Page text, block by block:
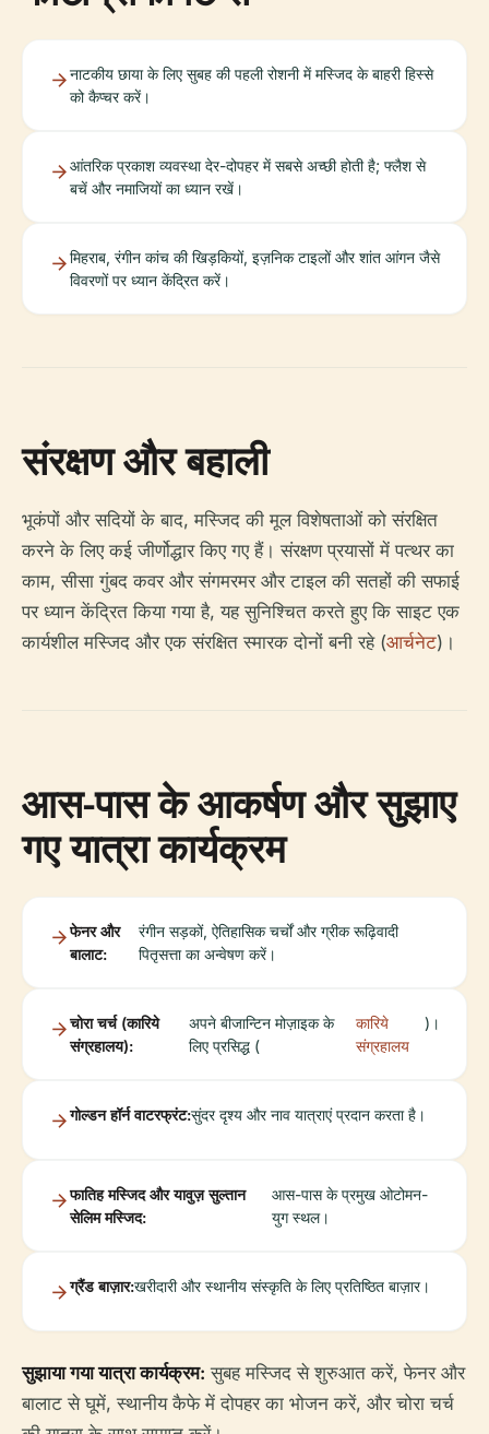
नाटकीय छाया के लिए सुबह की पहली रोशनी में मस्जिद के बाहरी हिस्से
को कैप्चर करें।
आंतरिक प्रकाश व्यवस्था देर-दोपहर में सबसे अच्छी होती है; फ्लैश से
बचें और नमाजियों का ध्यान रखें।
मिहराब, रंगीन कांच की खिड़कियों, इज़निक टाइलों और शांत आंगन जैसे
विवरणों पर ध्यान केंद्रित करें।
संरक्षण और बहाली
भूकंपों और सदियों के बाद, मस्जिद की मूल विशेषताओं को संरक्षित
करने के लिए कई जीर्णोद्धार किए गए हैं। संरक्षण प्रयासों में पत्थर का
काम, सीसा गुंबद कवर और संगमरमर और टाइल की सतहों की सफाई
पर ध्यान केंद्रित किया गया है, यह सुनिश्चित करते हुए कि साइट एक
कार्यशील मस्जिद और एक संरक्षित स्मारक दोनों बनी रहे (आर्चनेट)।
आस-पास के आकर्षण और सुझाए
गए यात्रा कार्यक्रम
फेनर और
बालाट:
रंगीन सड़कों, ऐतिहासिक चर्चों और ग्रीक रूढ़िवादी
पितृसत्ता का अन्वेषण करें।
चोरा चर्च (कारिये
संग्रहालय):
अपने बीजान्टिन मोज़ाइक के
लिए प्रसिद्ध (
कारिये
संग्रहालय
)।
गोल्डन हॉर्न वाटरफ्रंट:सुंदर दृश्य और नाव यात्राएं प्रदान करता है।
फातिह मस्जिद और यावुज़ सुल्तान
सेलिम मस्जिद:
आस-पास के प्रमुख ओटोमन-
युग स्थल।
ग्रैंड बाज़ार:खरीदारी और स्थानीय संस्कृति के लिए प्रतिष्ठित बाज़ार।
सुझाया गया यात्रा कार्यक्रम: सुबह मस्जिद से शुरुआत करें, फेनर और
बालाट से घूमें, स्थानीय कैफे में दोपहर का भोजन करें, और चोरा चर्च